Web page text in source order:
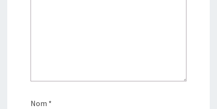
Nom *